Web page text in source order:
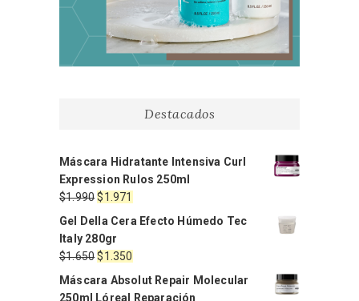
Destacados
Máscara Hidratante Intensiva Curl
Expression Rulos 250ml
$1.990El
precio
original
era:
$1.990.
$1.971
precio
es:
$1.971.
Gel Della Cera Efecto Húmedo Tec
Italy 280gr
$1.650El
precio
original
$1.350
precio
actual
Máscara Absolut Repair Molecular
250ml Lóreal Reparación